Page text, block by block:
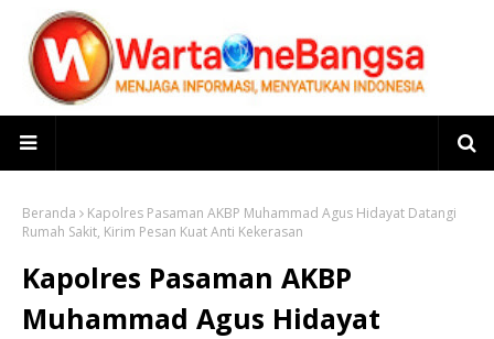
Beranda
Kapolres Pasaman AKBP Muhammad Agus Hidayat Datangi
Rumah Sakit, Kirim Pesan Kuat Anti Kekerasan
Kapolres Pasaman AKBP
Muhammad Agus Hidayat